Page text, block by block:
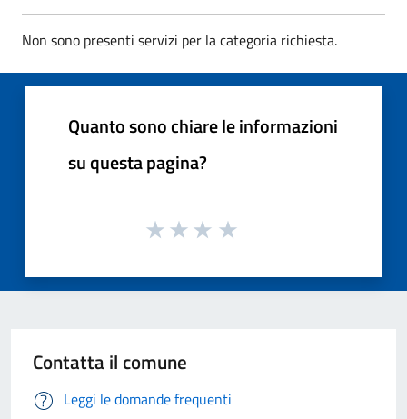
Non sono presenti servizi per la categoria richiesta.
Quanto sono chiare le informazioni
su questa pagina?
Contatta il comune
Leggi le domande frequenti